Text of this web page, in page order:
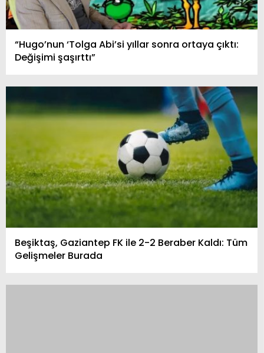
“Hugo’nun ‘Tolga Abi’si yıllar sonra ortaya çıktı:
Değişimi şaşırttı”
Beşiktaş, Gaziantep FK ile 2-2 Beraber Kaldı: Tüm
Gelişmeler Burada